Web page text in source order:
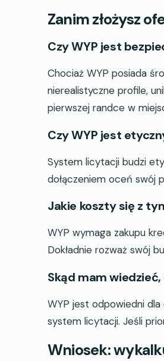
Zanim złożysz
Czy WYP jest
Chociaż WYP posiada
nierealistyczne profile,
pierwszej randce w
Czy WYP jest
System licytacji budzi
dołączeniem oceń swój
Jakie koszty się z
WYP wymaga zakupu
Dokładnie rozważ swój
Skąd mam
WYP jest odpowiedni
system licytacji. Jeśli
Wniosek: